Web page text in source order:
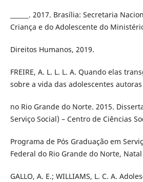
______. 2017. Brasília: Secretaria
Criança e do Adolescente do
Direitos Humanos, 2019.
FREIRE, A. L. L. L. A. Quando elas
sobre a vida das adolescentes
no Rio Grande do Norte. 2015.
Serviço Social) – Centro de Ciências
Programa de Pós Graduação em
Federal do Rio Grande do Norte, Natal
GALLO, A. E.; WILLIAMS, L. C. A.